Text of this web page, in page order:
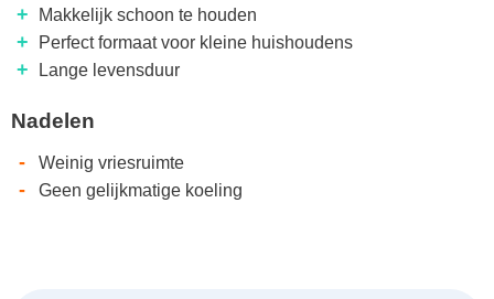
+ Makkelijk schoon te houden
+ Perfect formaat voor kleine huishoudens
+ Lange levensduur
Nadelen
- Weinig vriesruimte
- Geen gelijkmatige koeling